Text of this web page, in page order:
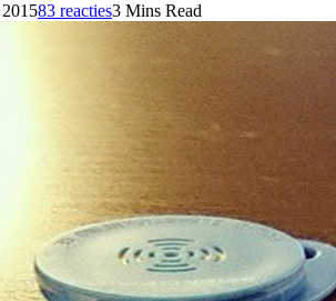
83 reacties3 Mins Read